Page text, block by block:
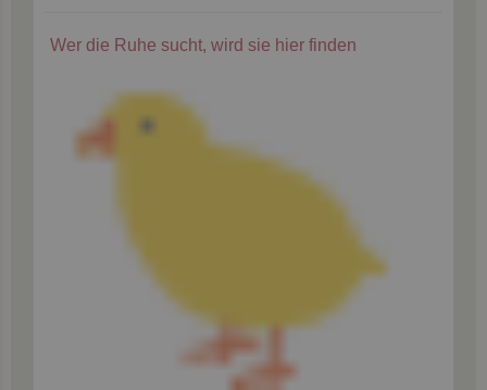
Wer die Ruhe sucht, wird sie hier finden